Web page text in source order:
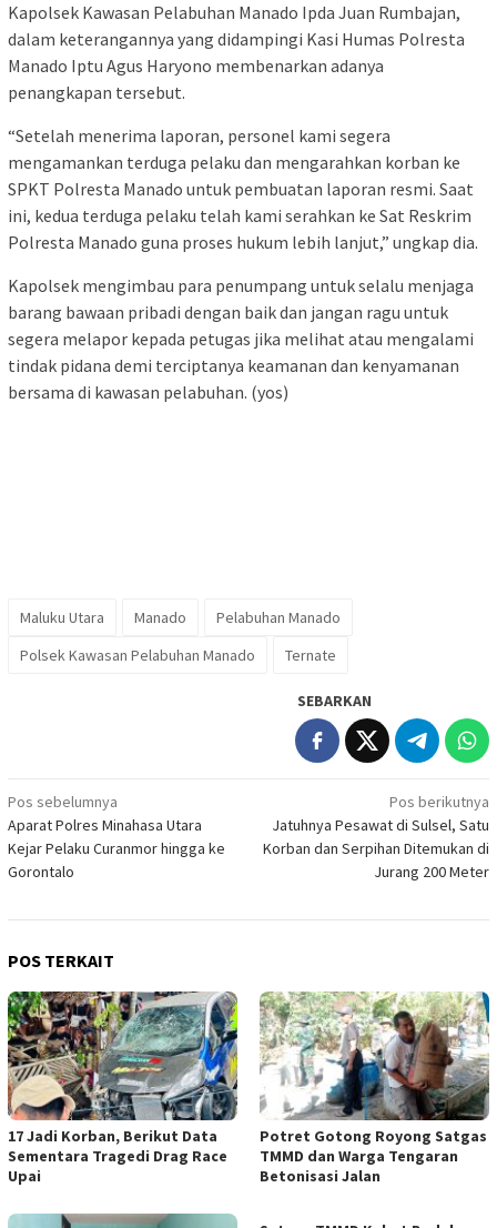
​Kapolsek Kawasan Pelabuhan Manado Ipda Juan Rumbajan,
dalam keterangannya yang didampingi Kasi Humas Polresta
Manado Iptu Agus Haryono membenarkan adanya
penangkapan tersebut.
“Setelah menerima laporan, personel kami segera
mengamankan terduga pelaku dan mengarahkan korban ke
SPKT Polresta Manado untuk pembuatan laporan resmi. Saat
ini, kedua terduga pelaku telah kami serahkan ke Sat Reskrim
Polresta Manado guna proses hukum lebih lanjut,” ungkap dia.
Kapolsek mengimbau para penumpang untuk selalu menjaga
barang bawaan pribadi dengan baik dan jangan ragu untuk
segera melapor kepada petugas jika melihat atau mengalami
tindak pidana demi terciptanya keamanan dan kenyamanan
bersama di kawasan pelabuhan. (yos)
Maluku Utara Manado
Pelabuhan Manado
Polsek Kawasan Pelabuhan Manado
Ternate
SEBARKAN
Navigasi
pos
Pos sebelumnya
Aparat Polres Minahasa Utara
Kejar Pelaku Curanmor hingga ke
Gorontalo
Pos berikutnya
Jatuhnya Pesawat di Sulsel, Satu
Korban dan Serpihan Ditemukan di
Jurang 200 Meter
POS TERKAIT
17 Jadi Korban, Berikut Data
Sementara Tragedi Drag Race
Upai
Potret Gotong Royong Satgas
TMMD dan Warga Tengaran
Betonisasi Jalan